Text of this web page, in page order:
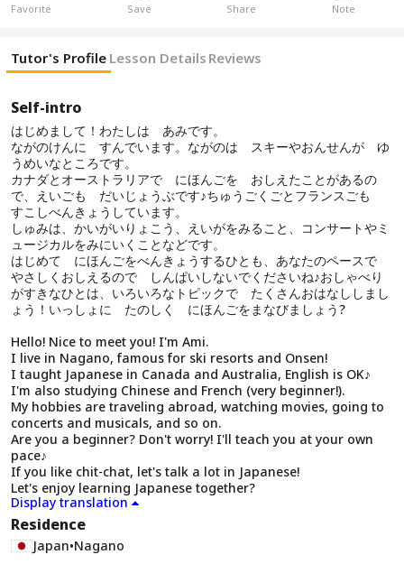
Favorite Save Share Note
Tutor's Profile Lesson Details Reviews
Self-intro
はじめまして！わたしは あみです。
ながのけんに すんでいます。ながのは スキーやおんせんが ゆ
うめいなところです。
カナダとオーストラリアで にほんごを おしえたことがあるの
で、えいごも だいじょうぶです♪ちゅうごくごとフランスごも
すこしべんきょうしています。
しゅみは、かいがいりょこう、えいがをみること、コンサートやミ
ュージカルをみにいくことなどです。
はじめて にほんごをべんきょうするひとも、あなたのペースで
やさしくおしえるので しんぱいしないでくださいね♪おしゃべり
がすきなひとは、いろいろなトピックで たくさんおはなししまし
ょう！いっしょに たのしく にほんごをまなびましょう?
Hello! Nice to meet you! I'm Ami.
I live in Nagano, famous for ski resorts and Onsen!
I taught Japanese in Canada and Australia, English is OK♪
I'm also studying Chinese and French (very beginner!).
My hobbies are traveling abroad, watching movies, going to
concerts and musicals, and so on.
Are you a beginner? Don't worry! I'll teach you at your own
pace♪
If you like chit-chat, let's talk a lot in Japanese!
Let's enjoy learning Japanese together?
Display translation
Residence
Japan•Nagano